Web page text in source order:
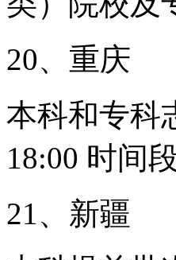
20、重庆
本科和专科
18:00 时间
21、新疆